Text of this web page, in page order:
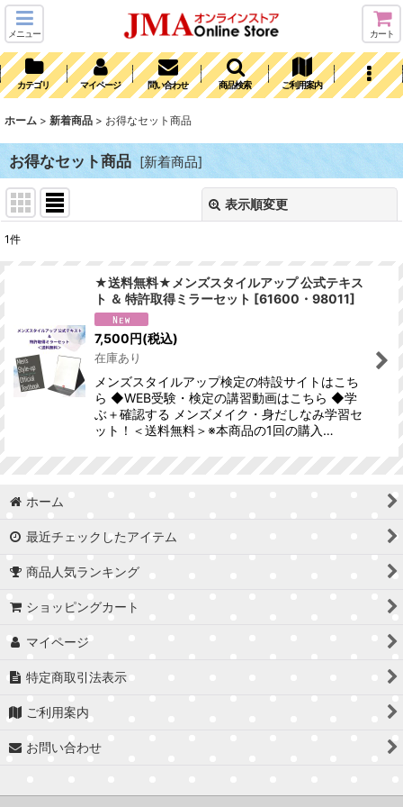
メニュー カート
カテゴリ マイページ 問い合わせ 商品検索 ご利用案内
ホーム > 新着商品 > お得なセット商品
お得なセット商品 [新着商品]
表示順変更
1件
★送料無料★メンズスタイルアップ 公式テキス
ト ＆ 特許取得ミラーセット [61600・98011]
7,500円(税込)
在庫あり
メンズスタイルアップ検定の特設サイトはこち
ら ◆WEB受験・検定の講習動画はこちら ◆学
ぶ＋確認する メンズメイク・身だしなみ学習セ
ット！＜送料無料＞※本商品の1回の購入…
ホーム
最近チェックしたアイテム
商品人気ランキング
ショッピングカート
マイページ
特定商取引法表示
ご利用案内
お問い合わせ